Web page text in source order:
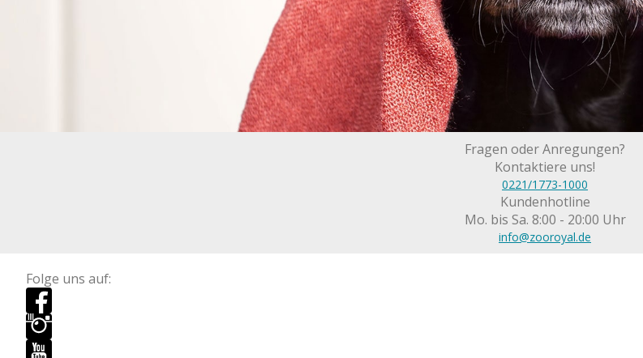
Fragen oder Anregungen?
Kontaktiere uns!
0221/1773-1000
Kundenhotline
Mo. bis Sa. 8:00 - 20:00 Uhr
info@zooroyal.de
Folge uns auf: